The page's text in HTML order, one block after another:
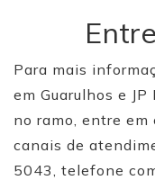
Para mais
em Guarulhos e
no ramo, entre
canais de
5043, telefone